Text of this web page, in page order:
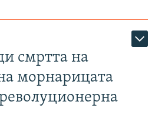
смртта на
морнарицата